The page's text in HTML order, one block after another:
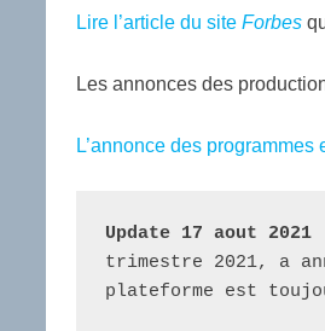
Lire l’article du site Forbes
Les annonces des
L’annonce des
Update 17 aout
trimestre 2021, a
plateforme est